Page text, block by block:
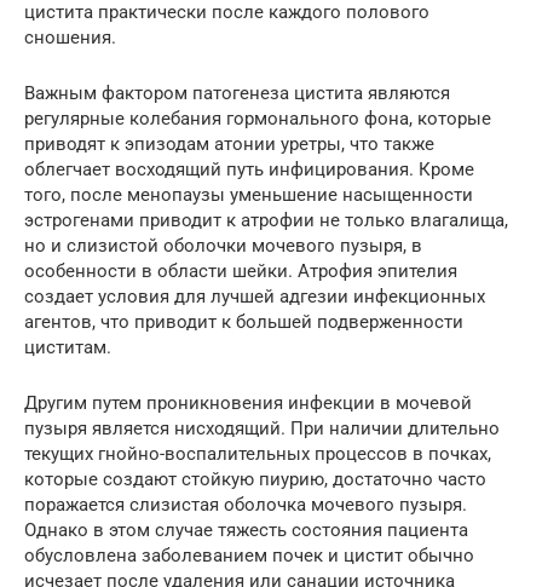
цистита практически после каждого полового
сношения.
Важным фактором патогенеза цистита являются
регулярные колебания гормонального фона, которые
приводят к эпизодам атонии уретры, что также
облегчает восходящий путь инфицирования. Кроме
того, после менопаузы уменьшение насыщенности
эстрогенами приводит к атрофии не только влагалища,
но и слизистой оболочки мочевого пузыря, в
особенности в области шейки. Атрофия эпителия
создает условия для лучшей адгезии инфекционных
агентов, что приводит к большей подверженности
циститам.
Другим путем проникновения инфекции в мочевой
пузыря является нисходящий. При наличии длительно
текущих гнойно-воспалительных процессов в почках,
которые создают стойкую пиурию, достаточно часто
поражается слизистая оболочка мочевого пузыря.
Однако в этом случае тяжесть состояния пациента
обусловлена заболеванием почек и цистит обычно
исчезает после удаления или санации источника